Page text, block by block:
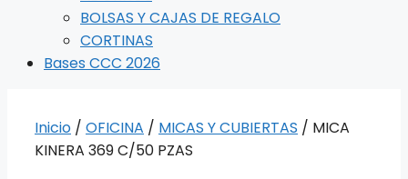
BOLSAS Y CAJAS DE REGALO
CORTINAS
Bases CCC 2026
Inicio / OFICINA / MICAS Y CUBIERTAS / MICA
KINERA 369 C/50 PZAS